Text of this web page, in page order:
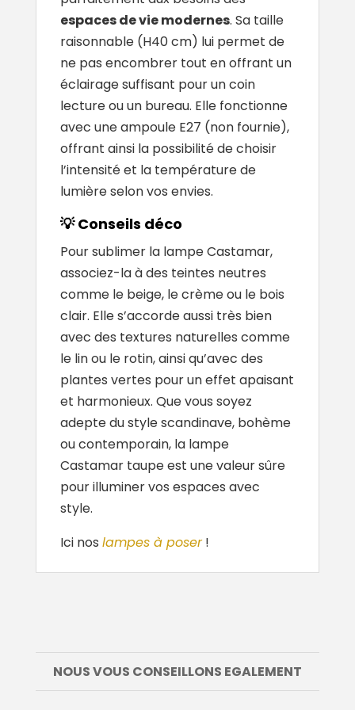
espaces de vie modernes. Sa taille
raisonnable (H40 cm) lui permet de
ne pas encombrer tout en offrant un
éclairage suffisant pour un coin
lecture ou un bureau. Elle fonctionne
avec une ampoule E27 (non fournie),
offrant ainsi la possibilité de choisir
l’intensité et la température de
lumière selon vos envies.
💡 Conseils déco
Pour sublimer la lampe Castamar,
associez-la à des teintes neutres
comme le beige, le crème ou le bois
clair. Elle s’accorde aussi très bien
avec des textures naturelles comme
le lin ou le rotin, ainsi qu’avec des
plantes vertes pour un effet apaisant
et harmonieux. Que vous soyez
adepte du style scandinave, bohème
ou contemporain, la lampe
Castamar taupe est une valeur sûre
pour illuminer vos espaces avec
style.
Ici nos lampes à poser!
NOUS VOUS CONSEILLONS EGALEMENT